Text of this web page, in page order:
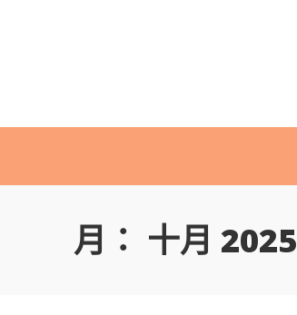
月： 十月 2025